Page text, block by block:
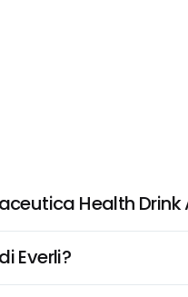
Health Drink
Everli?